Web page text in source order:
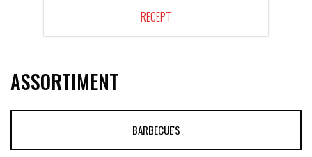
RECEPT
ASSORTIMENT
BARBECUE'S